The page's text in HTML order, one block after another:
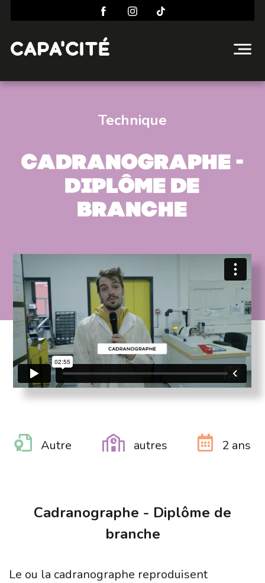
Technique
Cadranographe -
Diplôme de
branche
Autre autres 2 ans
Cadranographe - Diplôme de
branche
Le ou la cadranographe reproduisent